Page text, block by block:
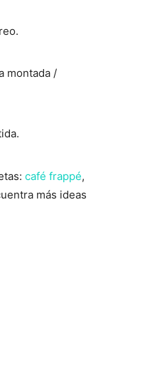
montada /
café frappé,
más ideas